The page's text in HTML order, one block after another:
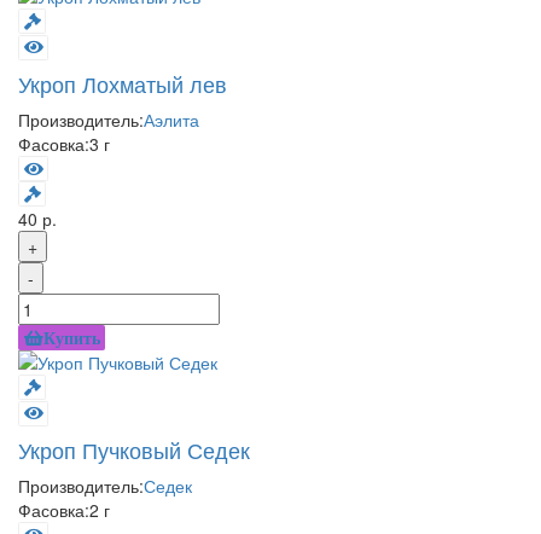
Укроп Лохматый лев
Производитель:Аэлита
Фасовка:3 г
40 р.
+
-
Купить
Укроп Пучковый Седек
Производитель:Седек
Фасовка:2 г